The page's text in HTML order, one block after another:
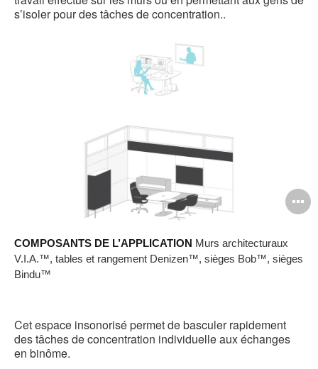
s’isoler pour des tâches de concentration..
COMPOSANTS DE L’APPLICATION Murs architecturaux
V.I.A.™, tables et rangement Denizen™, sièges Bob™, sièges
Bindu™
Cet espace insonorisé permet de basculer rapidement
des tâches de concentration individuelle aux échanges
en binôme.